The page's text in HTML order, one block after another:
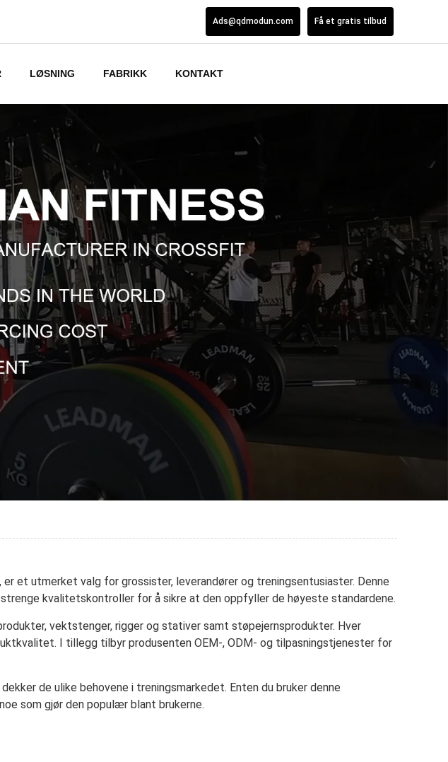
Ads@qdmodun.com Få et gratis tilbud
LØSNING FABRIKK KONTAKT
et utmerket valg for grossister, leverandører og treningsentusiaster. Denne
kvalitetskontroller for å sikre at den oppfyller de høyeste standardene.
vektstenger, rigger og stativer samt støpejernsprodukter. Hver
I tillegg tilbyr produsenten OEM-, ODM- og tilpasningstjenester for
de ulike behovene i treningsmarkedet. Enten du bruker denne
som gjør den populær blant brukerne.